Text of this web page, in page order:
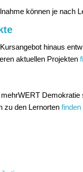
können je nach
hinaus
aktuellen Projekten
zu den Lernorten finden